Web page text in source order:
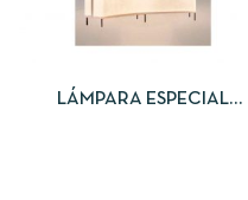
LÁMPARA ESPECIAL